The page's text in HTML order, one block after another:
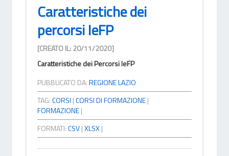
Caratteristiche dei
percorsi IeFP
[CREATO IL: 20/11/2020]
Caratteristiche dei Percorsi IeFP
PUBBLICATO DA:REGIONE LAZIO
TAG:CORSI |CORSI DI FORMAZIONE|
FORMAZIONE|
FORMATI:CSV|XLSX|